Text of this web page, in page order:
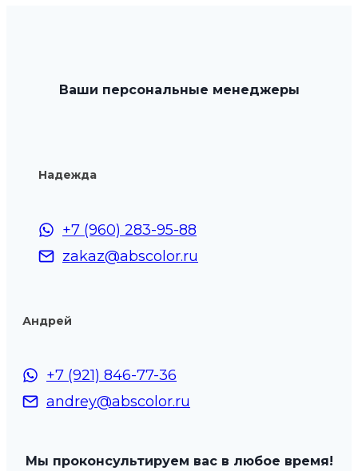
Ваши персональные менеджеры
Надежда
+7 (960) 283-95-88
zakaz@abscolor.ru
Андрей
+7 (921) 846-77-36
andrey@abscolor.ru
Мы проконсультируем вас в любое время!